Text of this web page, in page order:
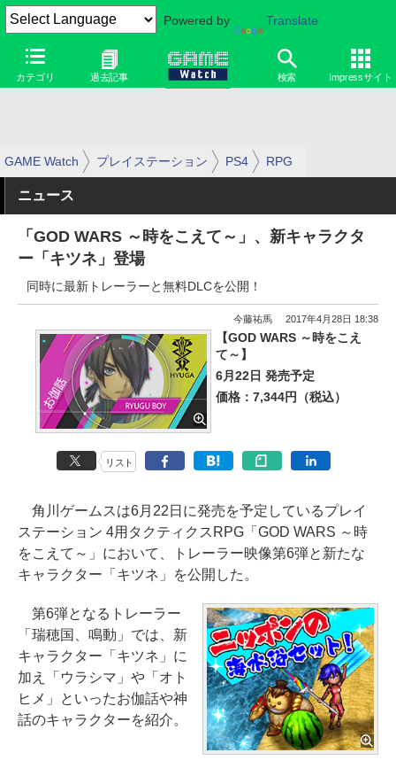
Powered by Translate
カテゴリ 過去記事 検索 Impressサイト
GAME Watch プレイステーション PS4 RPG
ニュース
「GOD WARS ～時をこえて～」、新キャラクタ
ー「キツネ」登場
同時に最新トレーラーと無料DLCを公開！
今藤祐馬 2017年4月28日 18:38
【GOD WARS ～時をこえ
て～】
6月22日 発売予定
価格：7,344円（税込）
リスト
角川ゲームスは6月22日に発売を予定しているプレイ
ステーション 4用タクティクスRPG「GOD WARS ～時
をこえて～」において、トレーラー映像第6弾と新たな
キャラクター「キツネ」を公開した。
第6弾となるトレーラー
「瑞穂国、鳴動」では、新
キャラクター「キツネ」に
加え「ウラシマ」や「オト
ヒメ」といったお伽話や神
話のキャラクターを紹介。